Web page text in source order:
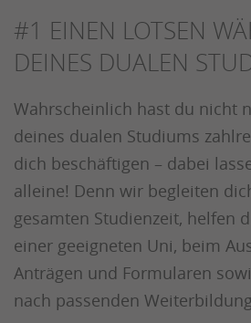
#1 EINEN LOTSEN
DEINES DUALEN
Wahrscheinlich hast du nicht
deines dualen Studiums
dich beschäftigen – dabei
alleine! Denn wir begleiten
gesamten Studienzeit, helfen
einer geeigneten Uni, beim
Anträgen und Formularen
nach passenden